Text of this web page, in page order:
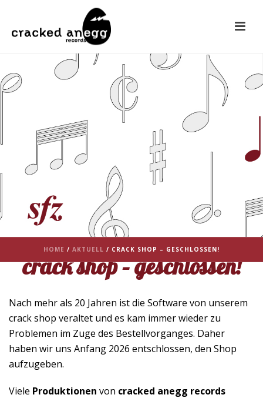
HOME / AKTUELL / CRACK SHOP – GESCHLOSSEN!
crack shop – geschlossen!
Nach mehr als 20 Jahren ist die Software von unserem
crack shop veraltet und es kam immer wieder zu
Problemen im Zuge des Bestellvorganges. Daher
haben wir uns Anfang 2026 entschlossen, den Shop
aufzugeben.
Viele Produktionen von cracked anegg records